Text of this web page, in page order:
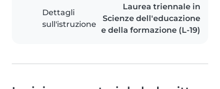
Dettagli
sull'istruzione
Laurea triennale in
Scienze dell'educazione
e della formazione (L-19)